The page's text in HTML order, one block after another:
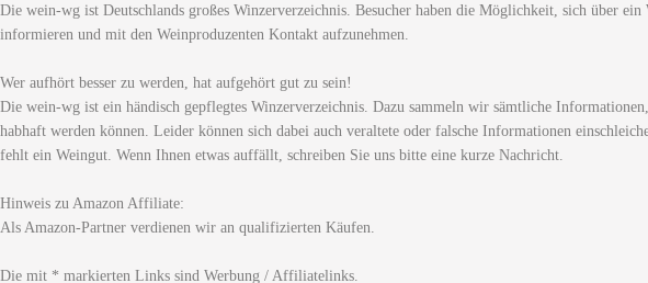
Die wein-wg ist Deutschlands großes Winzerverzeichnis. Besucher haben die Möglichkeit, sich über ein
informieren und mit den Weinproduzenten Kontakt aufzunehmen.
Wer aufhört besser zu werden, hat aufgehört gut zu sein!
Die wein-wg ist ein händisch gepflegtes Winzerverzeichnis. Dazu sammeln wir sämtliche
habhaft werden können. Leider können sich dabei auch veraltete oder falsche Informationen
fehlt ein Weingut. Wenn Ihnen etwas auffällt, schreiben Sie uns bitte eine kurze Nachricht.
Hinweis zu Amazon Affiliate:
Als Amazon-Partner verdienen wir an qualifizierten Käufen.
Die mit * markierten Links sind Werbung / Affiliatelinks.